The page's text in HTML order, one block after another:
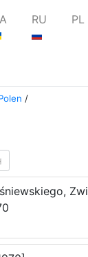
RU PL
/